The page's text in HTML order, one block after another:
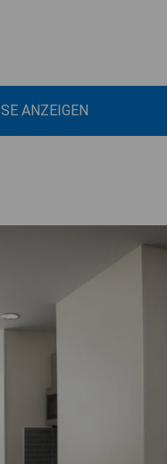
ANZEIGEN